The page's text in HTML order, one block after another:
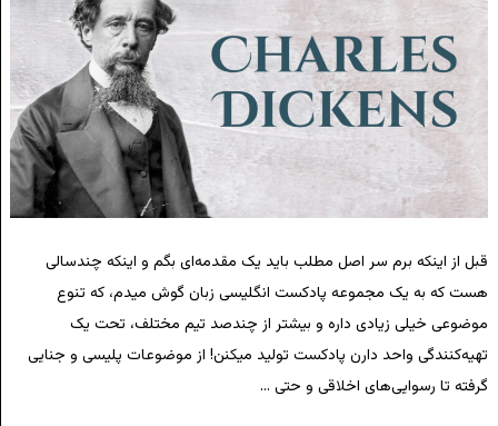
قبل از اینکه برم سر اصل مطلب باید یک مقدمه‌ای بگم و اینکه چندسالی
هست که به یک مجموعه پادکست انگلیسی زبان گوش میدم، که تنوع
موضوعی خیلی زیادی داره و بیشتر از چندصد تیم مختلف، تحت یک
تهیه‌کنندگی واحد دارن پادکست تولید میکنن! از موضوعات پلیسی و جنایی
گرفته تا رسوایی‌های اخلاقی و حتی …